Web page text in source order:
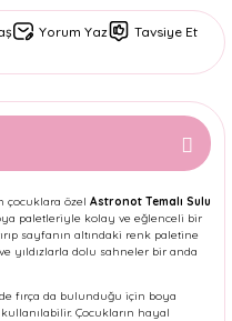
Yorum Yaz
Tavsiye Et
çocuklara özel Astronot Temalı Sulu
paletleriyle kolay ve eğlenceli bir
sayfanın altındaki renk paletine
yıldızlarla dolu sahneler bir anda
fırça da bulunduğu için boya
Çocukların hayal